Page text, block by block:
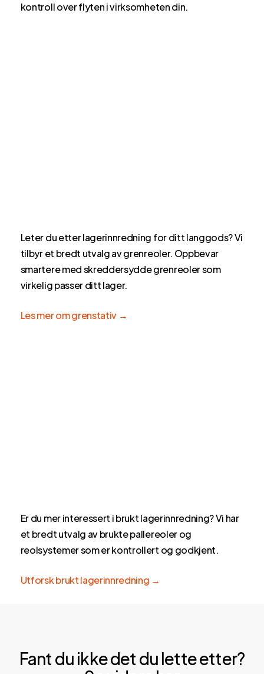
kontroll over flyten i virksomheten din.
Leter du etter lagerinnredning for ditt langgods? Vi
tilbyr et bredt utvalg av grenreoler. Oppbevar
smartere med skreddersydde grenreoler som
virkelig passer ditt lager.
Les mer om grenstativ →
Er du mer interessert i brukt lagerinnredning? Vi har
et bredt utvalg av brukte pallereoler og
reolsystemer som er kontrollert og godkjent.
Utforsk brukt lagerinnredning →
Fant du ikke det du lette etter?